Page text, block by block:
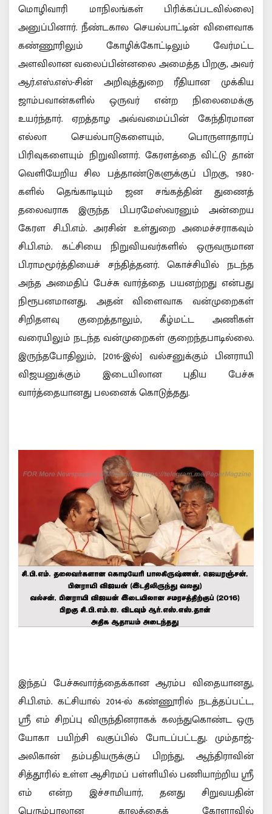
மொழிவாரி மாநிலங்கள் பிரிக்கப்படவில்லை]
அனுப்பினார். நீண்டகால செயல்பாட்டின் விளைவாக
கண்ணூரிலும் கோழிக்கோட்டிலும் வேர்மட்ட
அளவிலான வலைப்பின்னலை அமைத்த பிறகு, அவர்
ஆர்.எஸ்.எஸ்-சின் அறிவுத்துறை ரீதியான முக்கிய
ஜாம்பவான்களில் ஒருவர் என்ற நிலைமைக்கு
உயர்ந்தார். ஏறத்தாழ அவ்வமைப்பின் கேந்திரமான
எல்லா செயல்பாடுகளையும், பொருளாதாரப்
பிரிவுகளையும் நிறுவினார். கேரளத்தை விட்டு தான்
வெளியேறிய சில பத்தாண்டுகளுக்குப் பிறகு, 1980-
களில் தெங்காடியும் ஜன சங்கத்தின் துணைத்
தலைவராக இருந்த பி.பரமேஸ்வரனும் அன்றைய
கேரள சி.பி.எம். அரசின் உள்துறை அமைச்சராகவும்
சி.பி.எம். கட்சியை நிறுவியவர்களில் ஒருவருமான
பி.ராமமூர்த்தியைச் சந்தித்தனர். கொச்சியில் நடந்த
அந்த அமைதிப் பேச்சு வார்த்தை பயனற்றது என்பது
நிரூபனமானது. அதன் விளைவாக வன்முறைகள்
சிறிதளவு குறைத்தாலும், கீழ்மட்ட அணிகள்
வரையிலும் நடந்த வன்முறைகள் குறைந்தபாடில்லை.
இருந்தபோதிலும், [2016-இல்] வல்சனுக்கும் பினராயி
விஜயனுக்கும் இடையிலான புதிய பேச்சு
வார்த்தையானது பலனைக் கொடுத்தது.
இந்தப் பேச்சுவார்த்தைக்கான ஆரம்ப விதையானது,
சி.பி.எம். கட்சியால் 2014-ல் கண்ணூரில் நடத்தப்பட்ட,
ஸ்ரீ எம் சிறப்பு விருந்தினராகக் கலந்துகொண்ட ஒரு
யோகா பயிற்சி வகுப்பில் போடப்பட்டது. மும்தாஜ்-
அலிகான் தம்பதியருக்குப் பிறந்து, ஆந்திராவின்
சித்தூரில் உள்ள ஆசிரமப் பள்ளியில் பணியாற்றிய ஸ்ரீ
எம் என்ற இச்சாமியார், தனது சிறுவயதின்